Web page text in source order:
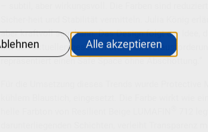
– subtil, aber wirkungsvoll. Die Farben sind
Sicher-heit und Stabilität vermitteln. Julia König
aber kraftvoll sein kann. Das Design folgt der Idee,
um den aktuellen gesellschaftlichen
repräsentiert einen Safe Space ohne Abschottung.“
kühlem Blaustich, eingesetzt. Die Farbe wirkt wie
712
darunterliegenden Schichten, verleiht